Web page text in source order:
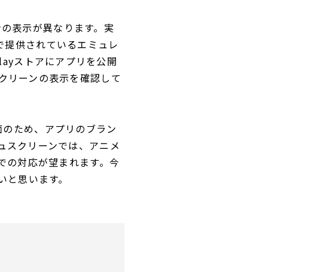
表示が異なります。実
供されているエミュレ
ストアにアプリを公開
リーンの表示を確認して
ため、アプリのブラン
クリーンでは、アニメ
対応が望まれます。今
思います。